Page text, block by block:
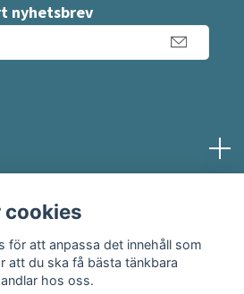
nyhetsbrev
cookies
för att anpassa det innehåll som
att du ska få bästa tänkbara
hos oss.